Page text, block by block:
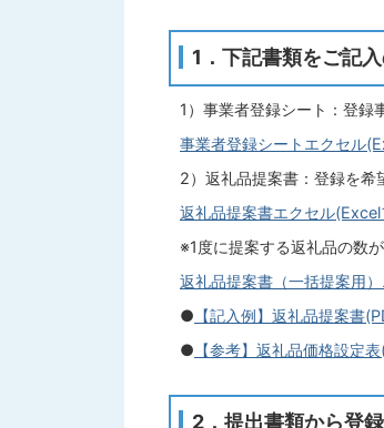
1．下記書類をご記
1）事業者登録シート：登録
事業者登録シートエクセル
2）返礼品提案書：登録を希
返礼品提案書エクセル
※1度に提案する返礼品の数
返礼品提案書（一括提案用
● 【記入例】返礼品提案書
● 【参考】返礼品価格設定
2．提出書類から登